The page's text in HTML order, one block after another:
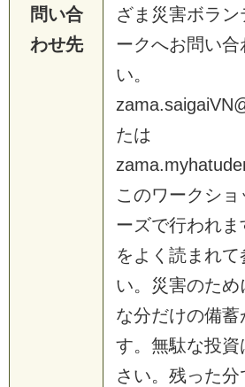
問い合
わせ先
ざま災害ボラ
ークへお問い合
い。
たは
このワークショ
ーズで行われ
をよく読まれて
い。災害のた
な分だけの備
す。無駄な投
さい。残った